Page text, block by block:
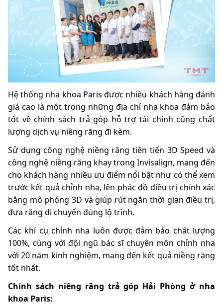
Hệ thống nha khoa Paris được nhiều khách hàng đánh
giá cao là một trong những địa chỉ nha khoa đảm bảo
tốt về chính sách trả góp hỗ trợ tài chính cũng chất
lượng dịch vụ niềng răng đi kèm.
Sử dụng công nghệ niềng răng tiên tiến 3D Speed và
công nghệ niềng răng khay trong Invisalign, mang đến
cho khách hàng nhiều ưu điểm nổi bật như có thể xem
trước kết quả chỉnh nha, lên phác đồ điều trị chính xác
bằng mô phỏng 3D và giúp rút ngắn thời gian điều trị,
đưa răng di chuyển đúng lộ trình.
Các khí cụ chỉnh nha luôn được đảm bảo chất lượng
100%, cùng với đội ngũ bác sĩ chuyên môn chỉnh nha
với 20 năm kinh nghiệm, mang đến kết quả niềng răng
tốt nhất.
Chính sách niềng răng trả góp Hải Phòng ở nha
khoa Paris: